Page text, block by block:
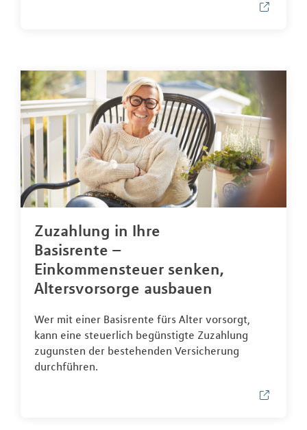
Zuzahlung in Ihre
Basisrente –
Einkommensteuer senken,
Altersvorsorge ausbauen
Wer mit einer Basisrente fürs Alter vorsorgt,
kann eine steuerlich begünstigte Zuzahlung
zugunsten der bestehenden Versicherung
durchführen.